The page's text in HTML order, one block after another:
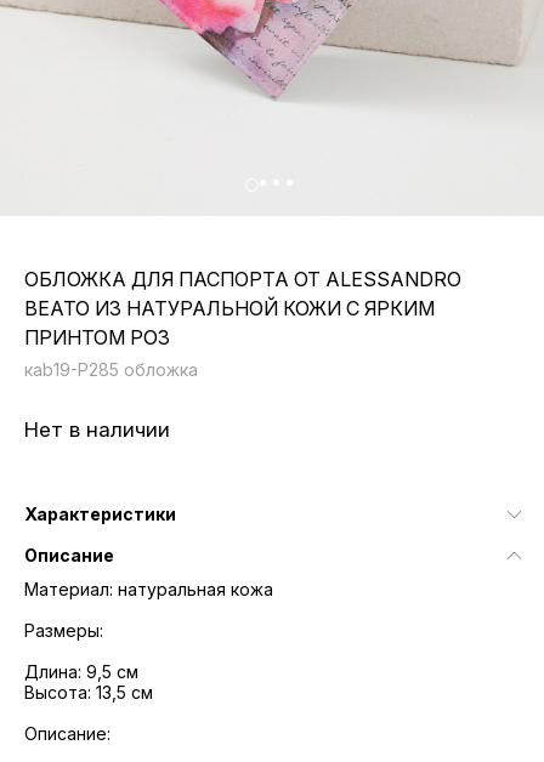
ОБЛОЖКА ДЛЯ ПАСПОРТА ОТ ALESSANDRO
BEATO ИЗ НАТУРАЛЬНОЙ КОЖИ С ЯРКИМ
ПРИНТОМ РОЗ
кab19-P285 обложка
Нет в наличии
Характеристики
Описание
Материал: натуральная кожа
Размеры:
Длина: 9,5 см
Высота: 13,5 см
Описание: